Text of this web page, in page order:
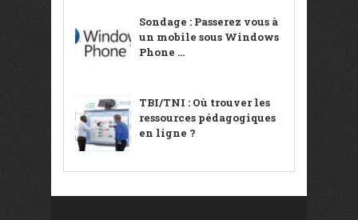
Sondage : Passerez vous à
un mobile sous Windows
Phone ...
TBI/TNI : Où trouver les
ressources pédagogiques
en ligne ?